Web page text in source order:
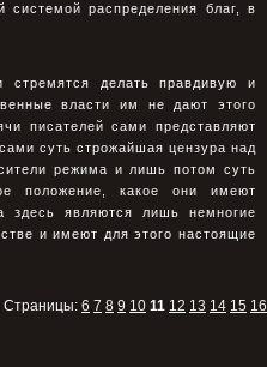
системой распределения благ, в
стремятся делать правдивую и
власти им не дают этого
писателей сами представляют
суть строжайшая цензура над
режима и лишь потом суть
положение, какое они имеют
здесь являются лишь немногие
и имеют для этого настоящие
Страницы: 6 7 8 9 10 11 12 13 14 15 16